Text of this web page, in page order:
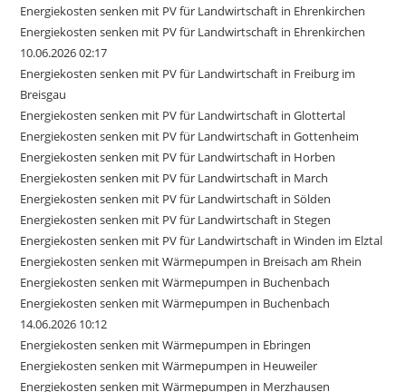
Energiekosten senken mit PV für Landwirtschaft in Ehrenkirchen
Energiekosten senken mit PV für Landwirtschaft in Ehrenkirchen
10.06.2026 02:17
Energiekosten senken mit PV für Landwirtschaft in Freiburg im
Breisgau
Energiekosten senken mit PV für Landwirtschaft in Glottertal
Energiekosten senken mit PV für Landwirtschaft in Gottenheim
Energiekosten senken mit PV für Landwirtschaft in Horben
Energiekosten senken mit PV für Landwirtschaft in March
Energiekosten senken mit PV für Landwirtschaft in Sölden
Energiekosten senken mit PV für Landwirtschaft in Stegen
Energiekosten senken mit PV für Landwirtschaft in Winden im Elztal
Energiekosten senken mit Wärmepumpen in Breisach am Rhein
Energiekosten senken mit Wärmepumpen in Buchenbach
Energiekosten senken mit Wärmepumpen in Buchenbach
14.06.2026 10:12
Energiekosten senken mit Wärmepumpen in Ebringen
Energiekosten senken mit Wärmepumpen in Heuweiler
Energiekosten senken mit Wärmepumpen in Merzhausen